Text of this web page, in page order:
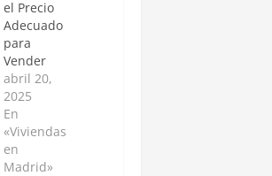
el Precio
Adecuado
para
Vender
abril 20,
2025
En
«Viviendas
en
Madrid»